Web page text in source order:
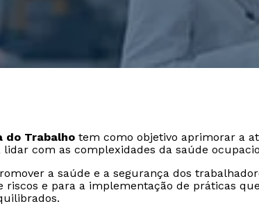
do Trabalho tem como objetivo aprimorar a
com as complexidades da saúde
a saúde e a segurança dos
riscos e para a implementação de práticas